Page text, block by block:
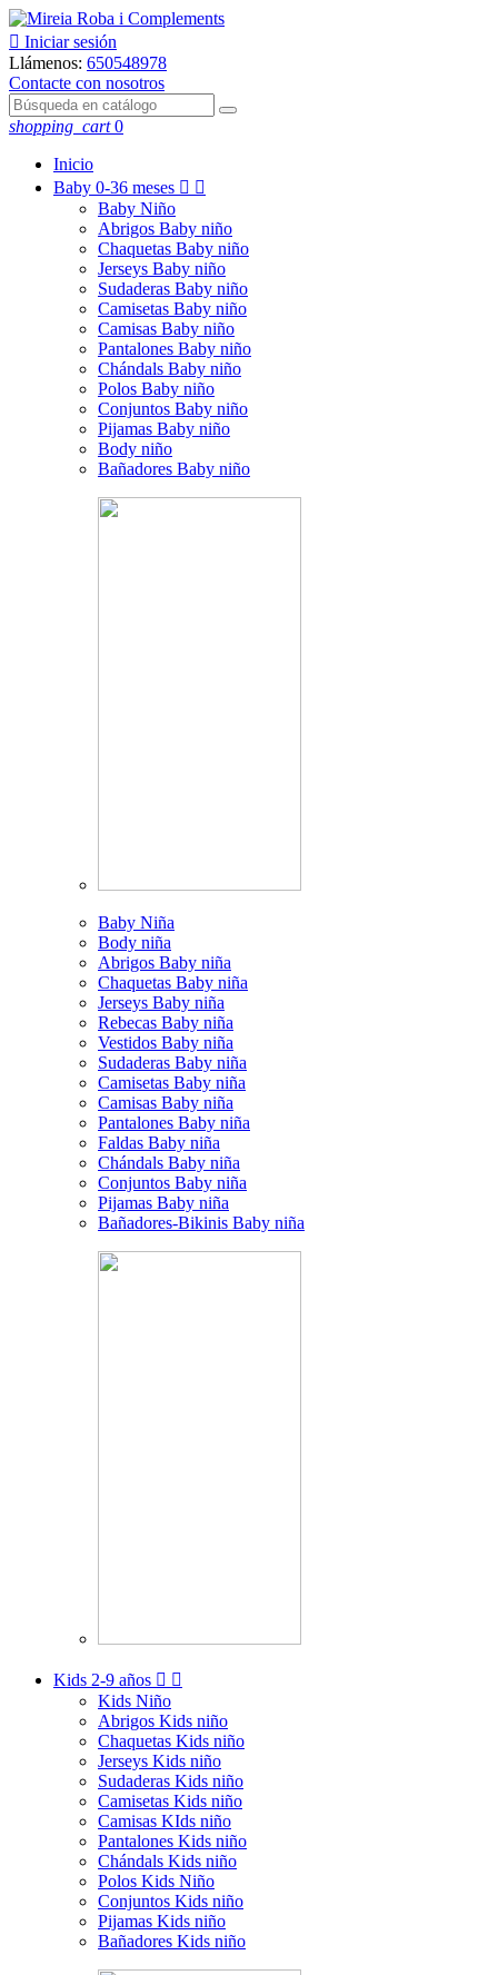
 Iniciar sesión
Llámenos: 650548978
Contacte con nosotros
shopping_cart 0
Inicio
Baby 0-36 meses  
Baby Niño
Abrigos Baby niño
Chaquetas Baby niño
Jerseys Baby niño
Sudaderas Baby niño
Camisetas Baby niño
Camisas Baby niño
Pantalones Baby niño
Chándals Baby niño
Polos Baby niño
Conjuntos Baby niño
Pijamas Baby niño
Body niño
Bañadores Baby niño
Baby Niña
Body niña
Abrigos Baby niña
Chaquetas Baby niña
Jerseys Baby niña
Rebecas Baby niña
Vestidos Baby niña
Sudaderas Baby niña
Camisetas Baby niña
Camisas Baby niña
Pantalones Baby niña
Faldas Baby niña
Chándals Baby niña
Conjuntos Baby niña
Pijamas Baby niña
Bañadores-Bikinis Baby niña
Kids 2-9 años  
Kids Niño
Abrigos Kids niño
Chaquetas Kids niño
Jerseys Kids niño
Sudaderas Kids niño
Camisetas Kids niño
Camisas KIds niño
Pantalones Kids niño
Chándals Kids niño
Polos Kids Niño
Conjuntos Kids niño
Pijamas Kids niño
Bañadores Kids niño